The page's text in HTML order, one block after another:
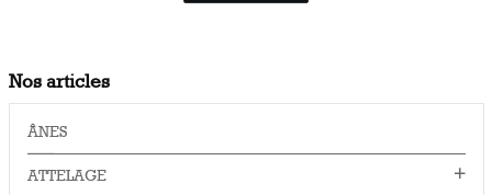
Nos articles
ÂNES
ATTELAGE